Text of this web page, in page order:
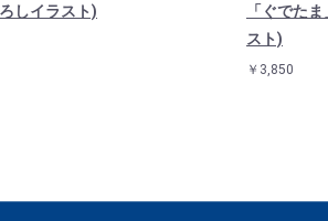
しイラスト)
「ぐでた
スト)
￥3,850